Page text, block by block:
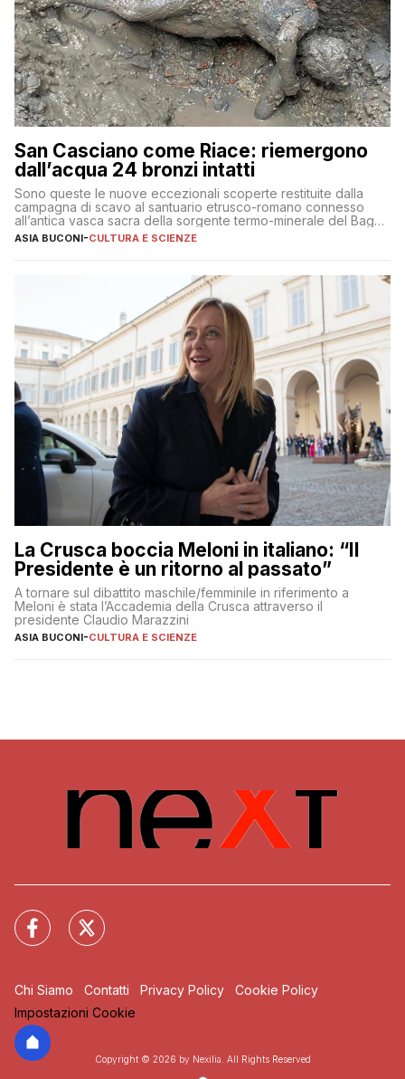
San Casciano come Riace: riemergono
dall’acqua 24 bronzi intatti
Sono queste le nuove eccezionali scoperte restituite dalla
campagna di scavo al santuario etrusco-romano connesso
all’antica vasca sacra della sorgente termo-minerale del Bagno
Grande
ASIA BUCONI-CULTURA E SCIENZE
La Crusca boccia Meloni in italiano: “Il
Presidente è un ritorno al passato”
A tornare sul dibattito maschile/femminile in riferimento a
Meloni è stata l’Accademia della Crusca attraverso il
presidente Claudio Marazzini
ASIA BUCONI-CULTURA E SCIENZE
Chi Siamo Contatti Privacy Policy
Cookie Policy
Impostazioni Cookie
Copyright © 2026 by Nexilia. All Rights Reserved